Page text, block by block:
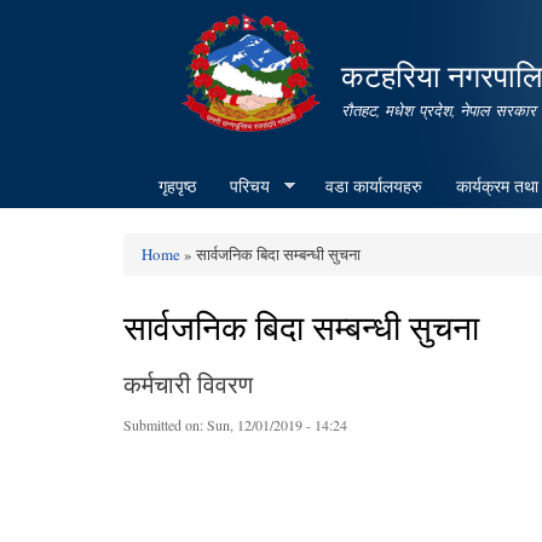
कटहरिया
रौतहट, मधेश प्रदेश, नेपाल सरकार
गृहपृष्ठ परिचय वडा कार्यालयहरु कार्यक्रम तथा
Home» सार्वजनिक बिदा सम्बन्धी सुचना
सार्वजनिक बिदा सम्बन्धी सुचना
कर्मचारी विवरण
Submitted on:Sun, 12/01/2019 - 14:24